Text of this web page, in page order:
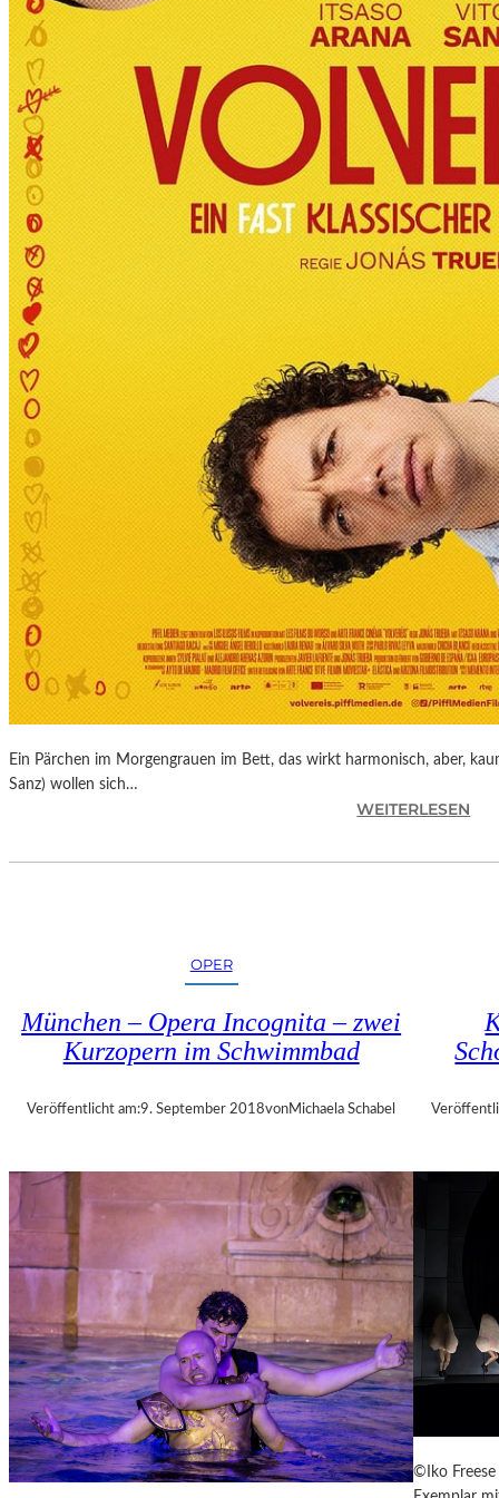
T
D
I
E
6
I
N
T
E
R
O
N
A
L
E
K
U
N
T
M
E
S
S
Ein Pärchen im Morgengrauen im Bett, das wirkt harmonisch, aber,
Sanz) wollen sich…
WEITERLESEN
O
B
–
O
S
–
F
OPER
München – Opera Incognita – zwei
Kurzopern im Schwimmbad
Veröffentlicht am:9. September 2018vonMichaela Schabel
©Iko Freese